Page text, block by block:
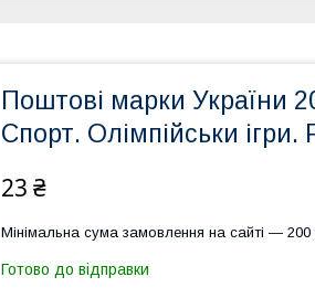
Поштові марки України
Спорт. Олімпійськи
23 ₴
Мінімальна сума замовлення на сайті — 200
Готово до відправки